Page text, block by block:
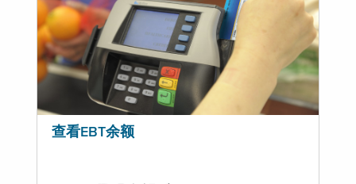
查看EBT余额